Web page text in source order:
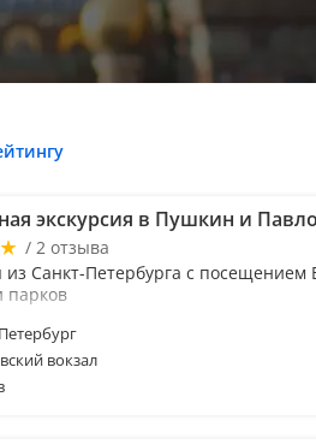
экскурсия в Пушкин и
/ 2 отзыва
из Санкт-Петербурга с посещением
парков
вокзал